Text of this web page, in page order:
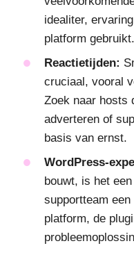
idealiter,
platform gebruikt.
Reactietijden:
cruciaal, vooral
Zoek naar hosts
adverteren of
basis van ernst.
WordPress-
bouwt, is het
supportteam
platform, de